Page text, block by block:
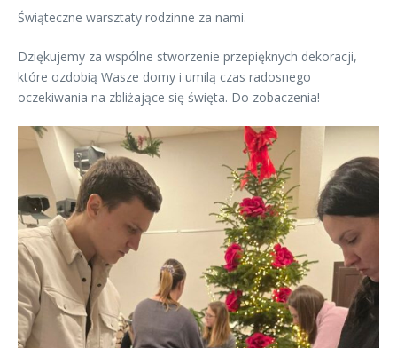
Świąteczne warsztaty rodzinne za nami.
Dziękujemy za wspólne stworzenie przepięknych dekoracji,
które ozdobią Wasze domy i umilą czas radosnego
oczekiwania na zbliżające się święta. Do zobaczenia!